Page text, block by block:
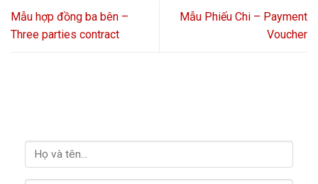
Mẫu hợp đồng ba bên –
Three parties contract
Mẫu Phiếu Chi – Payment
Voucher